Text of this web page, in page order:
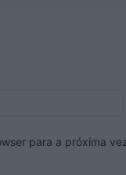
para a próxima